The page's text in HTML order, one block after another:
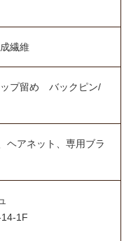
繊維
ップ留め バックピン/
ヘアネット、専用ブラ
1F